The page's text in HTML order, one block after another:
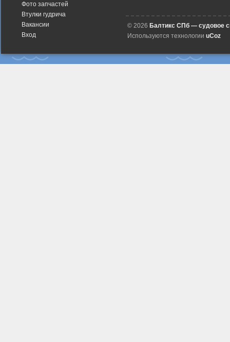
Фото запчастей
Втулки гудрича
Вакансии
Вход
© 2026 Балтикс СПб — судовое
Используются технологии uCoz